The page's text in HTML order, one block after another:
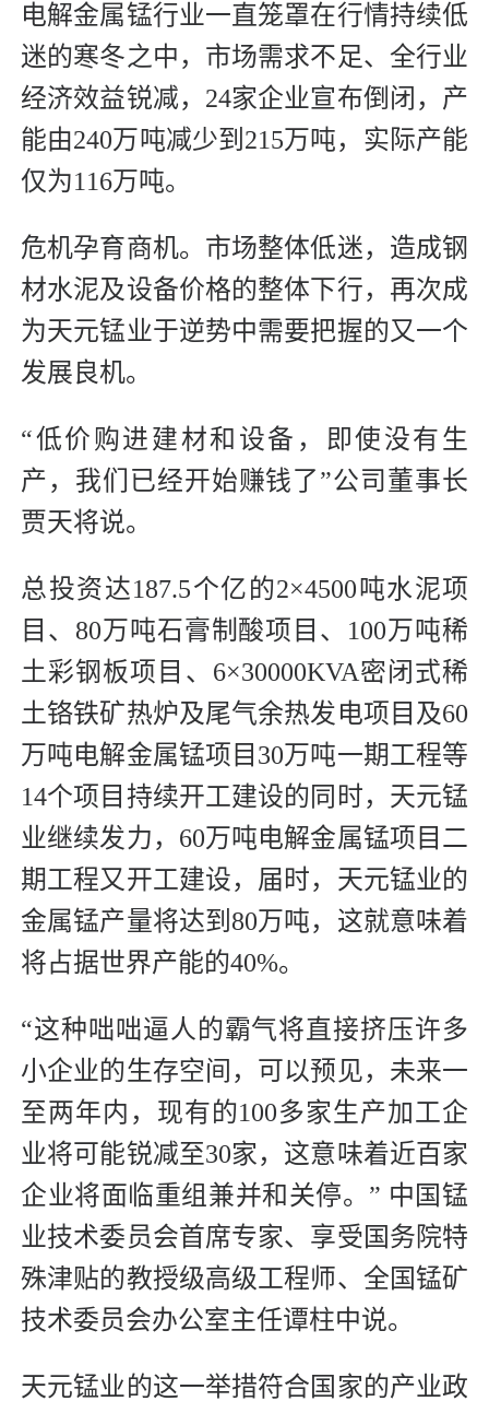
电解金属锰行业一直笼罩在行情持续低
迷的寒冬之中，市场需求不足、全行业
经济效益锐减，24家企业宣布倒闭，产
能由240万吨减少到215万吨，实际产能
仅为116万吨。
危机孕育商机。市场整体低迷，造成钢
材水泥及设备价格的整体下行，再次成
为天元锰业于逆势中需要把握的又一个
发展良机。
“低价购进建材和设备，即使没有生
产，我们已经开始赚钱了”公司董事长
贾天将说。
总投资达187.5个亿的2×4500吨水泥项
目、80万吨石膏制酸项目、100万吨稀
土彩钢板项目、6×30000KVA密闭式稀
土铬铁矿热炉及尾气余热发电项目及60
万吨电解金属锰项目30万吨一期工程等
14个项目持续开工建设的同时，天元锰
业继续发力，60万吨电解金属锰项目二
期工程又开工建设，届时，天元锰业的
金属锰产量将达到80万吨，这就意味着
将占据世界产能的40%。
“这种咄咄逼人的霸气将直接挤压许多
小企业的生存空间，可以预见，未来一
至两年内，现有的100多家生产加工企
业将可能锐减至30家，这意味着近百家
企业将面临重组兼并和关停。” 中国锰
业技术委员会首席专家、享受国务院特
殊津贴的教授级高级工程师、全国锰矿
技术委员会办公室主任谭柱中说。
天元锰业的这一举措符合国家的产业政